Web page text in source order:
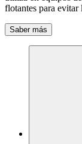
flotantes para evitar
Saber más